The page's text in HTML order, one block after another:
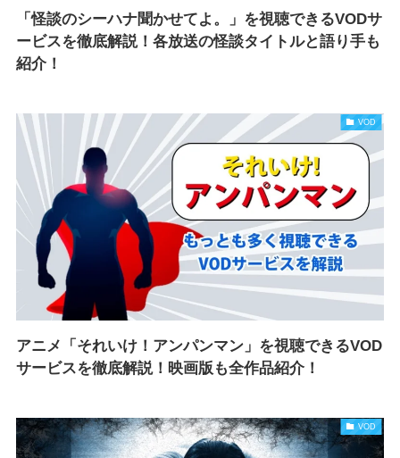
「怪談のシーハナ聞かせてよ。」を視聴できるVODサ
ービスを徹底解説！各放送の怪談タイトルと語り手も
紹介！
VOD
アニメ「それいけ！アンパンマン」を視聴できるVOD
サービスを徹底解説！映画版も全作品紹介！
VOD